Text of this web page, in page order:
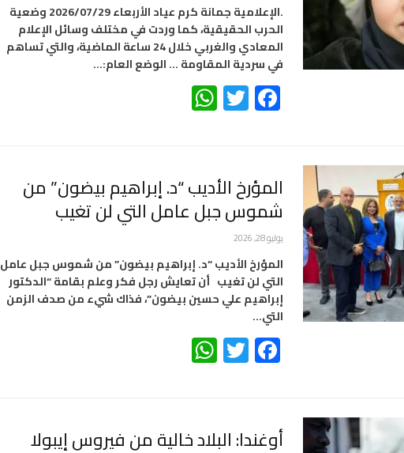
.الإعلامية جمانة كرم عياد الأربعاء 2026/07/29 وضعية
الحرب الحقيقية، كما وردت في مختلف وسائل الإعلام
المعادي والغربي خلال 24 ساعة الماضية، والتي تساهم
في سردية المقاومة … الوضع العام:…
Facebook
Twitter
المؤرخ الأديب “د. إبراهيم بيضون” من
شموس جبل عامل التي لن تغيب
يوليو 28, 2026
المؤرخ الأديب “د. إبراهيم بيضون” من شموس جبل عامل
التي لن تغيب أن تعايش رجل فكر وعلم بقامة “الدكتور
إبراهيم علي حسين بيضون”، فذاك شيء من صدف الزمن
التي…
Facebook
Twitter
أوغندا: البلاد خالية من فيروس إيبولا